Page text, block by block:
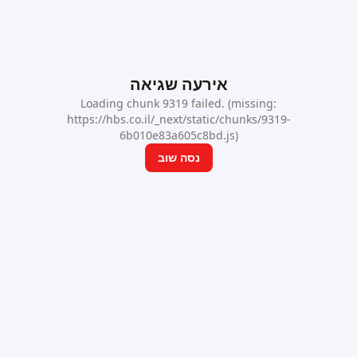
אירעה שגיאה
Loading chunk 9319 failed. (missing:
https://hbs.co.il/_next/static/chunks/9319-
6b010e83a605c8bd.js)